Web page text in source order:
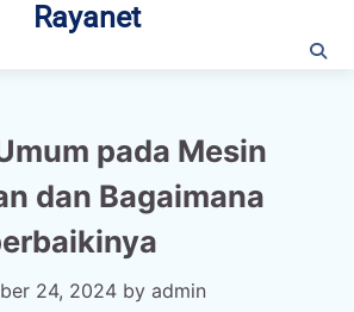
Rayanet
pada Mesin
dan Bagaimana
24, 2024 by admin